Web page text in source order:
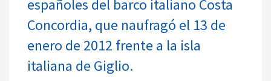
españoles del barco italiano Costa
Concordia, que naufragó el 13 de
enero de 2012 frente a la isla
italiana de Giglio.